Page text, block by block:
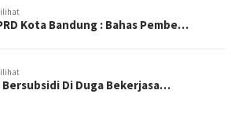
Kota Bandung : Bahas Pembe…
Bersubsidi Di Duga Bekerjasa…